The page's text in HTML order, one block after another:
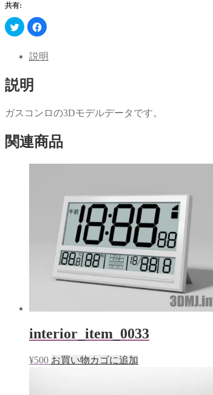
共有:
ク
リ
し
て
で
共
有
い
ウ
ン
ド
ウ
Facebook
で
す
る
し
て
だ
さ
い
し
説明
説明
ガスコンロの3Dモデルデータです。
関連商品
interior_item_0033
¥500 お買い物カゴに追加